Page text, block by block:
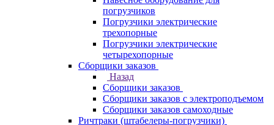
погрузчиков
Погрузчики электрические
трехопорные
Погрузчики электрические
четырехопорные
Сборщики заказов
Назад
Сборщики заказов
Сборщики заказов с электроподъемом
Сборщики заказов самоходные
Ричтраки (штабелеры-погрузчики)